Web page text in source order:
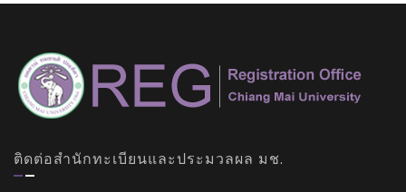
ติดต่อสำนักทะเบียนและประมวลผล มช.